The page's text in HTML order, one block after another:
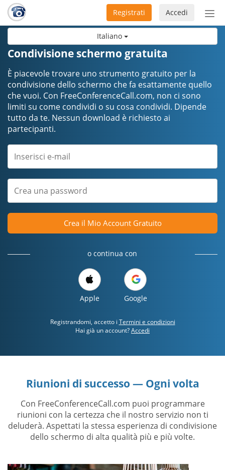
Italiano
Accedi
Registrati
Condivisione schermo gratuita
È piacevole trovare uno strumento gratuito per la
condivisione dello schermo che fa esattamente quello
che vuoi. Con FreeConferenceCall.com, non ci sono
limiti su come condividi o su cosa condividi. Dipende
tutto da te. Nessun download è richiesto ai
partecipanti.
Crea il Mio Account Gratuito
o continua con
Apple Google
Registrandomi, accetto i Termini e condizioni
Hai già un account?Accedi
Riunioni di successo — Ogni volta
Con FreeConferenceCall.com puoi programmare
riunioni con la certezza che il nostro servizio non ti
deluderà. Aspettati la stessa esperienza di condivisione
dello schermo di alta qualità più e più volte.